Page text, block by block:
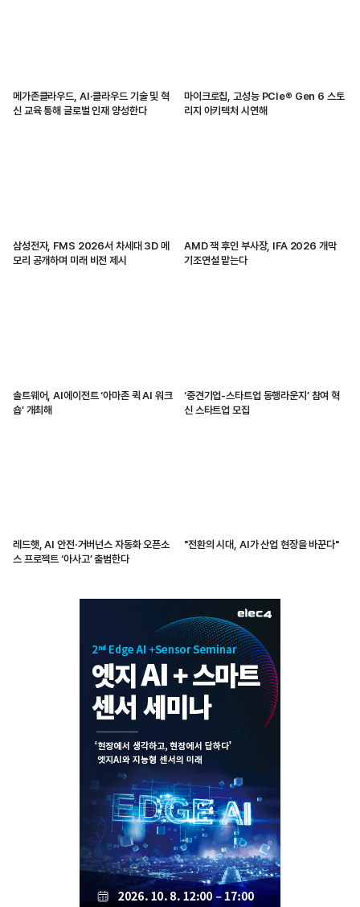
메가존클라우드, AI·클라우드 기술 및 혁
신 교육 통해 글로벌 인재 양성한다
마이크로칩, 고성능 PCIe® Gen 6 스토
리지 아키텍처 시연해
삼성전자, FMS 2026서 차세대 3D 메
모리 공개하며 미래 비전 제시
AMD 잭 후인 부사장, IFA 2026 개막
기조연설 맡는다
솔트웨어, AI에이전트 ‘아마존 퀵 AI 워크
숍’ 개최해
‘중견기업-스타트업 동행라운지’ 참여 혁
신 스타트업 모집
레드햇, AI 안전·거버넌스 자동화 오픈소
스 프로젝트 ‘아사고’ 출범한다
"전환의 시대, AI가 산업 현장을 바꾼다"